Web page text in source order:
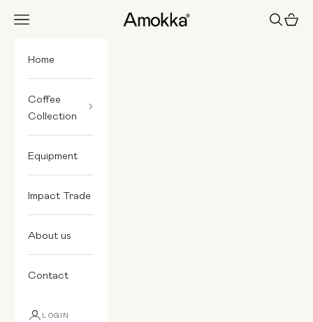
Amokka
Navigation menu Search
Cart
Home
Coffee
Collection
Equipment
Impact Trade
About us
Contact
LOGIN